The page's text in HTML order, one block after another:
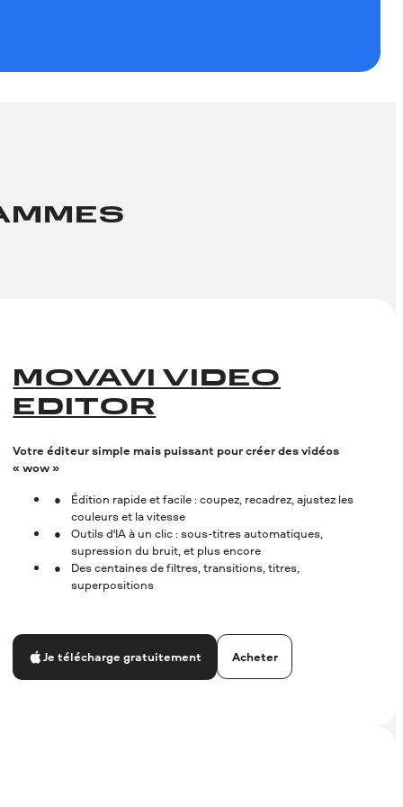
MOVAVI VIDEO
EDITOR
Votre éditeur simple mais puissant pour créer des vidéos
« wow »
Édition rapide et facile : coupez, recadrez, ajustez les
couleurs et la vitesse
Outils d'IA à un clic : sous-titres automatiques,
supression du bruit, et plus encore
Des centaines de filtres, transitions, titres,
superpositions
Je télécharge gratuitement Acheter